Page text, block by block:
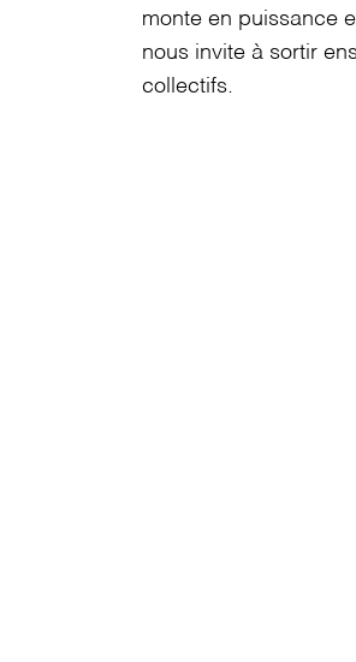
monte en puissance
nous invite à sortir
collectifs.